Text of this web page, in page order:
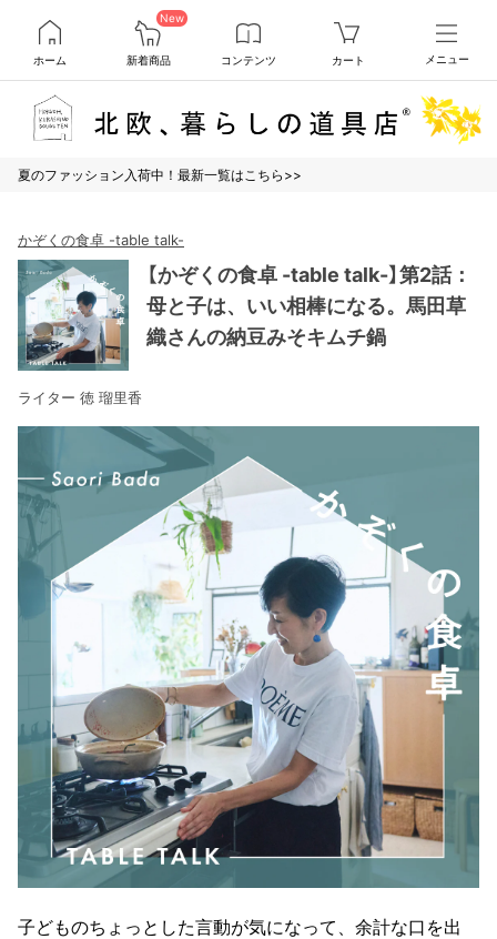
ホーム
New
新着商品 コンテンツ カート メニュー
夏のファッション入荷中！最新一覧はこちら>>
かぞくの食卓 -table talk-
【かぞくの食卓 -table talk-】第2話：
母と子は、いい相棒になる。馬田草
織さんの納豆みそキムチ鍋
ライター 徳 瑠里香
子どものちょっとした言動が気になって、余計な口を出